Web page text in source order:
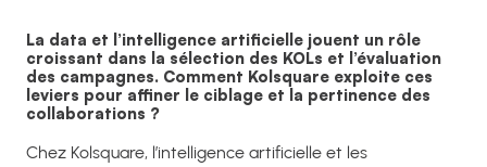
La data et l’intelligence artificielle jouent un rôle
croissant dans la sélection des KOLs et l’évaluation
des campagnes. Comment Kolsquare exploite ces
leviers pour affiner le ciblage et la pertinence des
collaborations ?
Chez Kolsquare, l’intelligence artificielle et les